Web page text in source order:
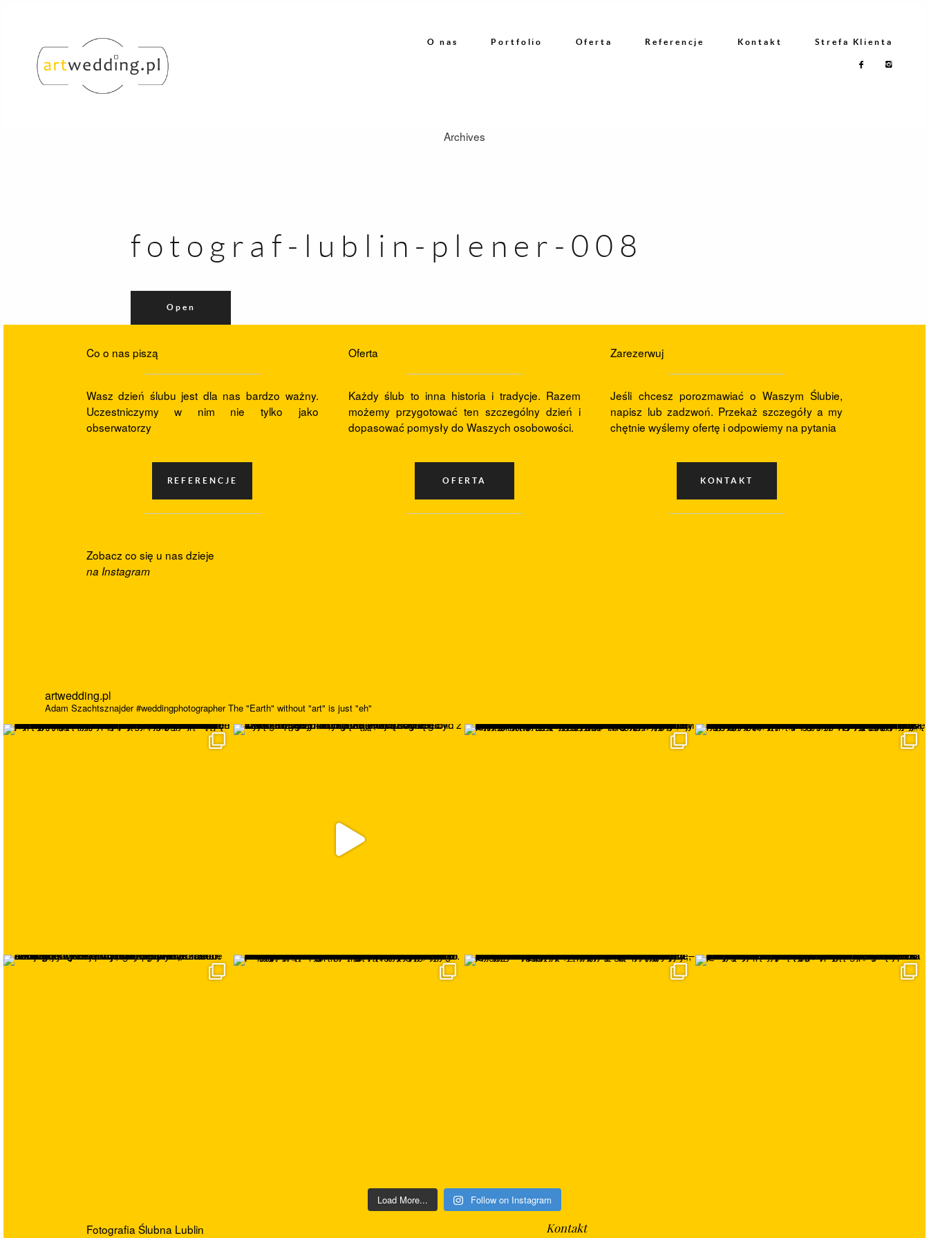
Oferta
Referencje
O nas Portfolio Oferta Referencje Kontakt Strefa Klienta
Archives
fotograf-lublin-plener-008
Open
Co o nas piszą
Wasz dzień ślubu jest dla nas bardzo ważny.
Uczestniczymy w nim nie tylko jako
obserwatorzy
Oferta
Każdy ślub to inna historia i tradycje. Razem
możemy przygotować ten szczególny dzień i
dopasować pomysły do Waszych osobowości.
Zarezerwuj
Jeśli chcesz porozmawiać o Waszym Ślubie,
napisz lub zadzwoń. Przekaż szczegóły a my
chętnie wyślemy ofertę i odpowiemy na pytania
Zobacz co się u nas dzieje
na Instagram
artwedding.pl
Adam Szachtsznajder#weddingphotographerThe "Earth" without "art" is just "eh"
Load More... Follow on Instagram
Fotografia Ślubna Lublin Kontakt